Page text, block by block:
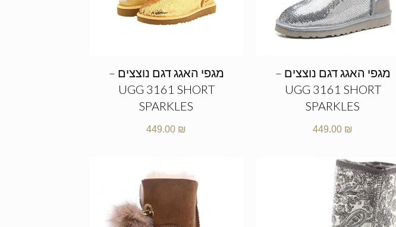
מגפי האגג דגם נוצצים –
UGG 3161 SHORT
SPARKLES
449.00 ₪
מגפי האגג דגם נוצצים –
UGG 3161 SHORT
SPARKLES
449.00 ₪